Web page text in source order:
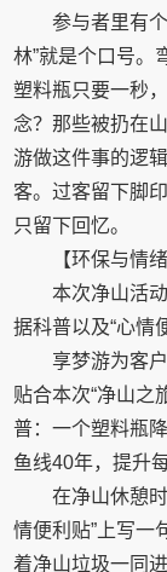
参与者里有
林”就是个口号。
塑料瓶只要一秒
念？那些被扔在
游做这件事的逻
客。过客留下脚
只留下回忆。
【环保与情
本次净山活
据科普以及“心情
享梦游为客
贴合本次“净山之
普：一个塑料瓶
鱼线40年，提升
在净山休憩
情便利贴”上写一
着净山垃圾一同